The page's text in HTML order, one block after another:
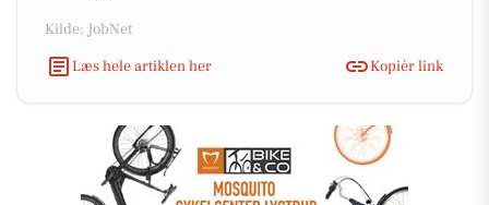
Kilde: JobNet
Læs hele artiklen her
Kopiér link